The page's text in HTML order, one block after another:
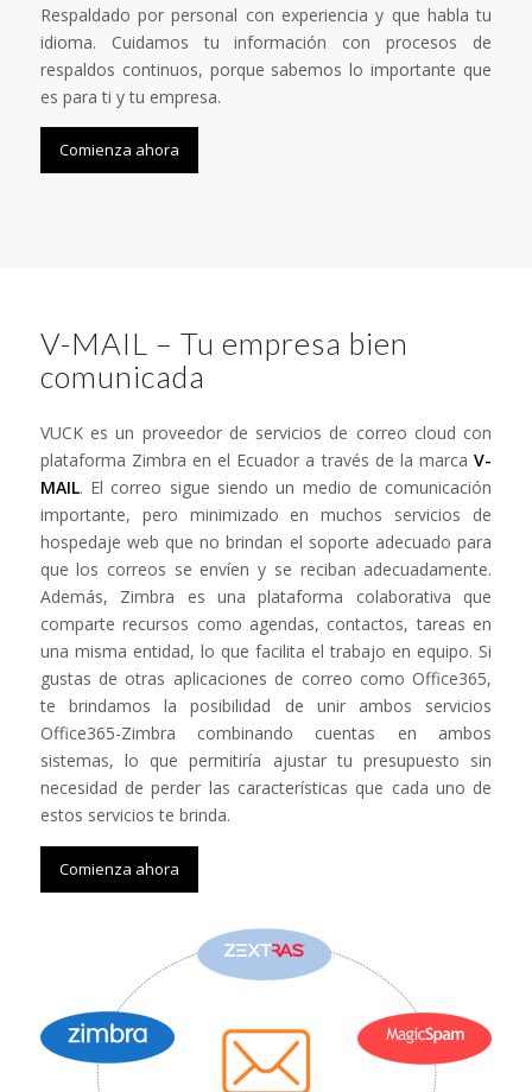
Respaldado por personal con experiencia y que habla tu
idioma. Cuidamos tu información con procesos de
respaldos continuos, porque sabemos lo importante que
es para ti y tu empresa.
Comienza ahora
V-MAIL – Tu empresa bien
comunicada
VUCK es un proveedor de servicios de correo cloud con
plataforma Zimbra en el Ecuador a través de la marcaV-
MAIL. El correo sigue siendo un medio de comunicación
importante, pero minimizado en muchos servicios de
hospedaje web que no brindan el soporte adecuado para
que los correos se envíen y se reciban adecuadamente.
Además, Zimbra es una plataforma colaborativa que
comparte recursos como agendas, contactos, tareas en
una misma entidad, lo que facilita el trabajo en equipo. Si
gustas de otras aplicaciones de correo como Office365,
te brindamos la posibilidad de unir ambos servicios
Office365-Zimbra combinando cuentas en ambos
sistemas, lo que permitiría ajustar tu presupuesto sin
necesidad de perder las características que cada uno de
estos servicios te brinda.
Comienza ahora